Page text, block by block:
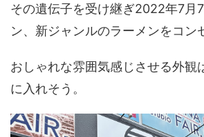
その遺伝子を受け継ぎ2022年7月
ン、新ジャンルのラーメンをコン
おしゃれな雰囲気感じさせる外観
に入れそう。